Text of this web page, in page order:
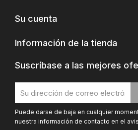
Su cuenta
Información de la tienda
Suscríbase a las mejores
Puede darse de baja en cualquier
nuestra información de contacto en el